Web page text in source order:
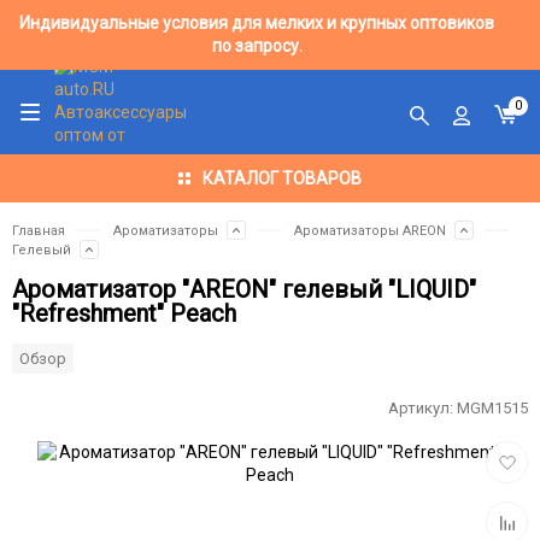
Индивидуальные условия для мелких и крупных оптовиков
по запросу.
КАТАЛОГ ТОВАРОВ
0
Главная Ароматизаторы
Ароматизаторы AREON
Гелевый
Ароматизатор "AREON" гелевый "LIQUID"
"Refreshment" Peach
Обзор
Артикул: MGM1515